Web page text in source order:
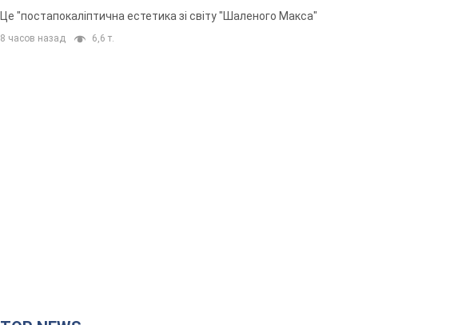
Це "постапокаліптична естетика зі світу "Шаленого Макса"
8 часов назад 6,6 т.